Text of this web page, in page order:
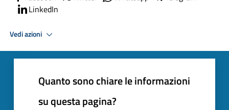
LinkedIn
Vedi azioni
Quanto sono chiare le informazioni
su questa pagina?